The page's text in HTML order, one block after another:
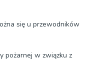
się u przewodników
pożarnej w związku z